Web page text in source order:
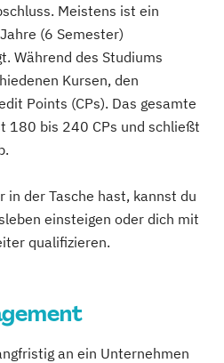
Meistens ist ein
(6 Semester)
Während des Studiums
Kursen, den
Points (CPs). Das gesamte
180 bis 240 CPs und schließt
in der Tasche hast, kannst du
einsteigen oder dich mit
qualifizieren.
an ein Unternehmen